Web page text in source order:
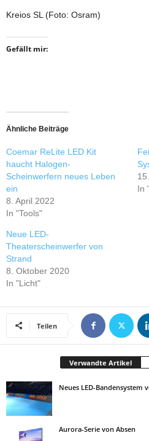
Kreios SL (Foto: Osram)
Gefällt mir:
Ähnliche Beiträge
Coemar ReLite LED Kit
haucht Halogen-
Scheinwerfern neues Leben
ein
8. April 2022
In "Tools"
In
Neue LED-
Theaterscheinwerfer von
Strand
8. Oktober 2020
In "Licht"
Teilen
Verwandte Artikel
Neues LED-Bandensystem
Aurora-Serie von Absen